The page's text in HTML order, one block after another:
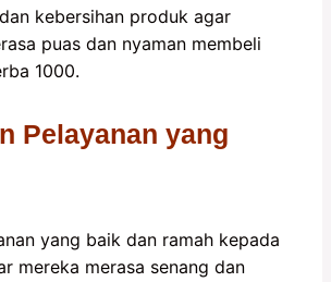
kebersihan produk agar
puas dan nyaman membeli
1000.
Pelayanan yang
yang baik dan ramah kepada
mereka merasa senang dan